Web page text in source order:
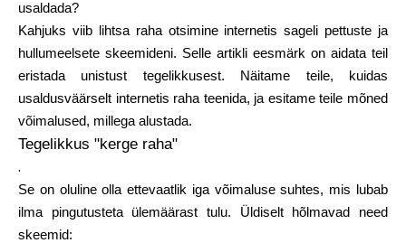
Kalkulaatorid
Voorude ajalugu
Blogi
usaldada?
Kahjuks viib lihtsa raha otsimine internetis sageli pettuste ja
hullumeelsete skeemideni. Selle artikli eesmärk on aidata teil
eristada unistust tegelikkusest. Näitame teile, kuidas
usaldusväärselt internetis raha teenida, ja esitame teile mõned
võimalused, millega alustada.
Tegelikkus "kerge raha"
.
Se on oluline olla ettevaatlik iga võimaluse suhtes, mis lubab
ilma pingutusteta ülemäärast tulu. Üldiselt hõlmavad need
skeemid: